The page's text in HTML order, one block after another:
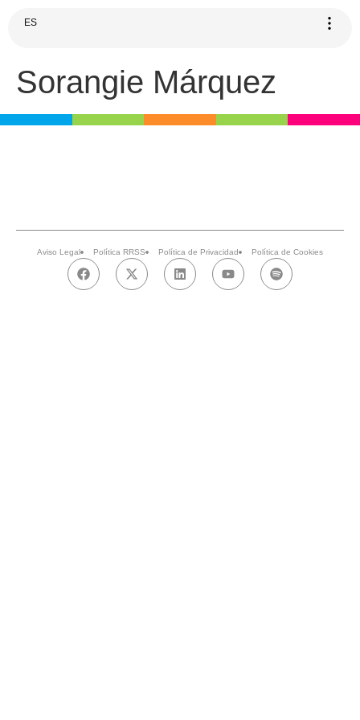
ES
Sorangie Márquez
Aviso Legal Política RRSS Política de Privacidad Política de Cookies